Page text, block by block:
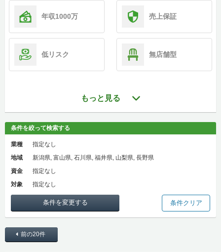
年収1000万 売上保証
低リスク 無店舗型
もっと見る
条件を絞って検索する
業種
指定なし
地域
新潟県, 富山県, 石川県, 福井県, 山梨県, 長野県
資金
指定なし
対象
指定なし
条件を変更する 条件クリア
前の20件